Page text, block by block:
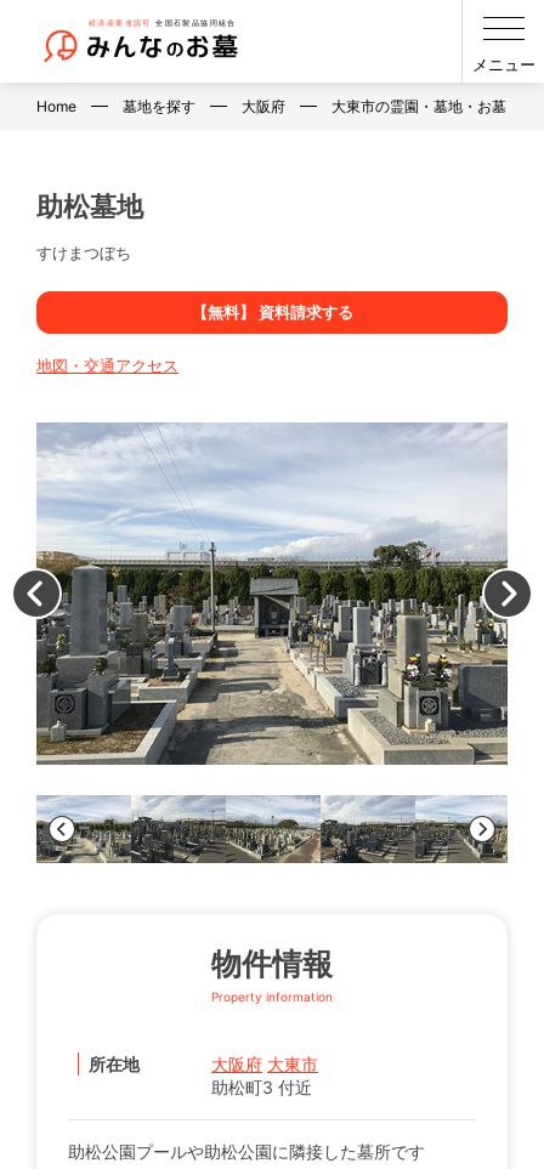
メニュー
Home 墓地を探す 大阪府 大東市の霊園・墓地・お墓
助松墓地
すけまつぼち
【無料】 資料請求する
地図・交通アクセス
物件情報
Property information
所在地 大阪府 大東市
助松町3 付近
助松公園プールや助松公園に隣接した墓所です